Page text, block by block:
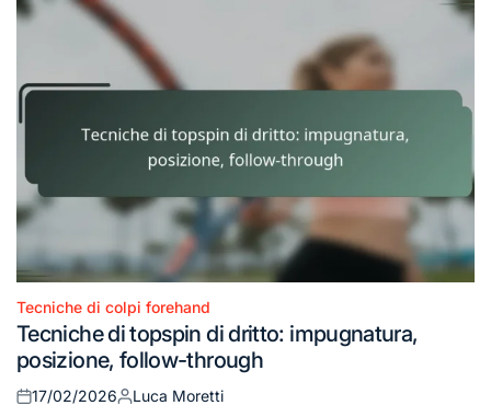
Posted
in
Tecniche di colpi forehand
Tecniche di topspin di dritto: impugnatura,
posizione, follow-through
Posted
17/02/2026
Posted
Luca Moretti